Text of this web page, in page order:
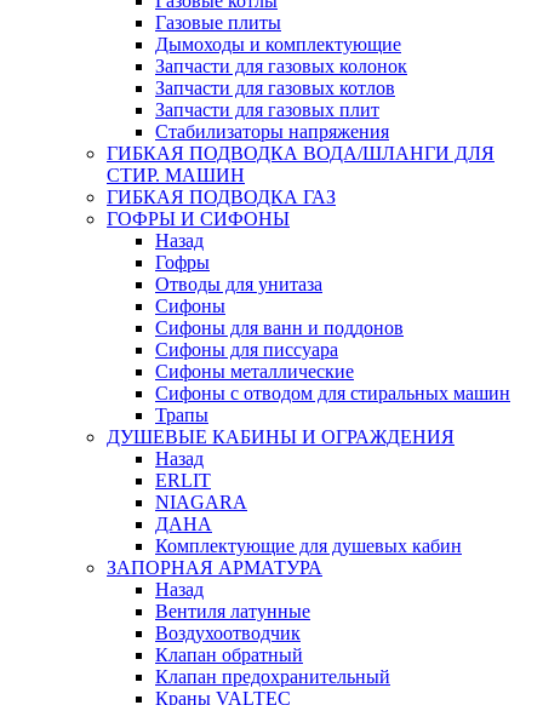
Газовые плиты
Дымоходы и комплектующие
Запчасти для газовых колонок
Запчасти для газовых котлов
Запчасти для газовых плит
Стабилизаторы напряжения
ГИБКАЯ ПОДВОДКА ВОДА/ШЛАНГИ ДЛЯ
СТИР. МАШИН
ГИБКАЯ ПОДВОДКА ГАЗ
ГОФРЫ И СИФОНЫ
Назад
Гофры
Отводы для унитаза
Сифоны
Сифоны для ванн и поддонов
Сифоны для писсуара
Сифоны металлические
Сифоны с отводом для стиральных машин
Трапы
ДУШЕВЫЕ КАБИНЫ И ОГРАЖДЕНИЯ
Назад
ERLIT
NIAGARA
ДАНА
Комплектующие для душевых кабин
ЗАПОРНАЯ АРМАТУРА
Назад
Вентиля латунные
Воздухоотводчик
Клапан обратный
Клапан предохранительный
Краны VALTEC